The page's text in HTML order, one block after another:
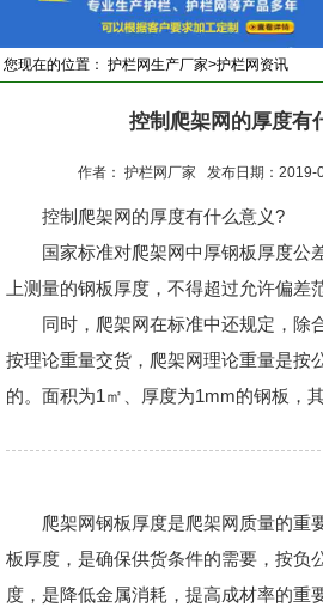
您现在的位置： 护栏网生产厂家>护栏网资讯
控制爬架网的厚度有
作者： 护栏网厂家 发布日期：
控制爬架网的厚度有什么意义?
国家标准对爬架网中厚钢板厚度公
上测量的钢板厚度，不得超过允许偏差
同时，爬架网在标准中还规定，除
按理论重量交货，爬架网理论重量是按
的。面积为1㎡、厚度为1mm的钢板，
爬架网钢板厚度是爬架网质量的重
板厚度，是确保供货条件的需要，按负
度，是降低金属消耗，提高成材率的重